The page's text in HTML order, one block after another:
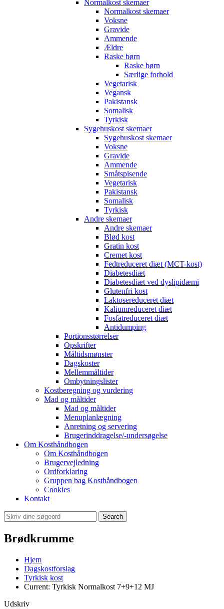
Normalkost skemaer
Normalkost skemaer
Voksne
Gravide
Ammende
Ældre
Raske børn
Raske børn
Særlige forhold
Vegetarisk
Vegansk
Pakistansk
Somalisk
Tyrkisk
Sygehuskost skemaer
Sygehuskost skemaer
Voksne
Gravide
Ammende
Småtspisende
Vegetarisk
Pakistansk
Somalisk
Tyrkisk
Andre skemaer
Andre skemaer
Blød kost
Gratin kost
Cremet kost
Fedtreduceret diæt (MCT-kost)
Diabetesdiæt
Diabetesdiæt ved dyslipidæmi
Glutenfri kost
Laktosereduceret diæt
Kaliumreduceret diæt
Fosfatreduceret diæt
Antidumping
Portionsstørrelser
Opskrifter
Måltidsmønster
Dagskoster
Mellemmåltider
Ombytningslister
Kostberegning og vurdering
Mad og måltider
Mad og måltider
Menuplanlægning
Anretning og servering
Brugerinddragelse/-undersøgelse
Om Kosthåndbogen
Om Kosthåndbogen
Brugervejledning
Ordforklaring
Gruppen bag Kosthåndbogen
Cookies
Kontakt
Search
Brødkrumme
Hjem
Dagskostforslag
Tyrkisk kost
Current: Tyrkisk Normalkost 7+9+12 MJ
Udskriv